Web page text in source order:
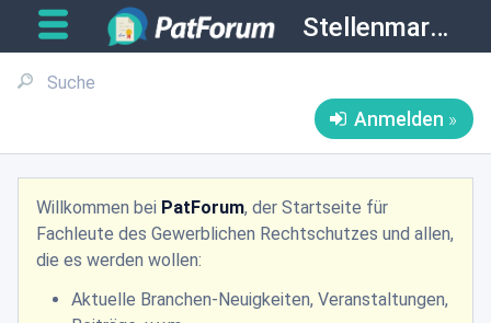
Stellenmarkt
Anmelden
Willkommen bei PatForum, der Startseite für
Fachleute des Gewerblichen Rechtschutzes und allen,
die es werden wollen:
Aktuelle Branchen-Neuigkeiten, Veranstaltungen,